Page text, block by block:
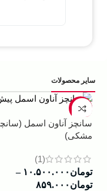
سایر محصولات
-13%
سانچز آناون اسمل
مشکی)
(1)
تومان ۱۰.۵۰۰.۰۰۰ –
تومان ۸۵۹.۰۰۰